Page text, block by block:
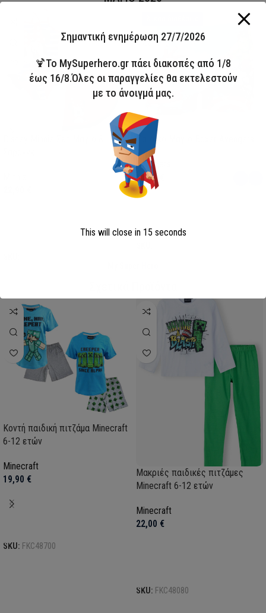
Παιδικό Μαγιό Boxer Avengers
Avengers
13,00
Κοντή παιδική πιτζάμα Minecraft
6-12 ετών
Minecraft
19,90 €
SKU: FKC48700
Μακριές παιδικές πιτζάμες
Minecraft 6-12 ετών
Minecraft
22,00 €
SKU: FKC48080
Σημαντική ενημέρωση 27/7/2026
🍹Το MySuperhero.gr πάει διακοπές από 1/8
έως 16/8.Όλες οι παραγγελίες θα εκτελεστούν
με το άνοιγμά μας.
This will close in 15 seconds